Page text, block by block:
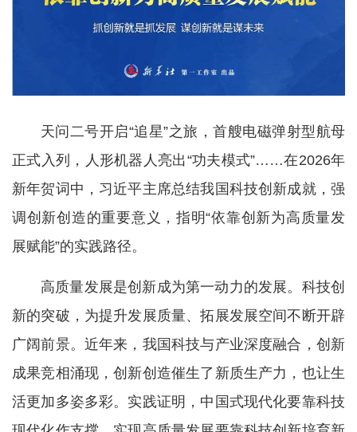
天问二号开启“追星”之旅，首艘电磁弹射型航母
正式入列，人形机器人亮出“功夫模式”……在2026年
新年贺词中，习近平主席总结我国科技创新成就，强
调创新创造的重要意义，指明“依靠创新为高质量发
展赋能”的实践路径。
高质量发展是创新成为第一动力的发展。科技创
新的突破，为提升发展质量、拓展发展空间不断开辟
广阔前景。近年来，我国科技与产业深度融合，创新
成果竞相涌现，创新创造催生了新质生产力，也让生
活更加多姿多彩。实践证明，中国式现代化要靠科技